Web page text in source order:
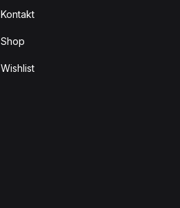
Kontakt
Shop
Wishlist